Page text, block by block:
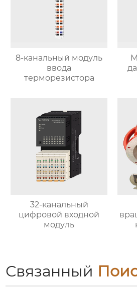
8-канальный модуль
ввода
терморезистора
32-канальный
цифровой входной
модуль
Связанный